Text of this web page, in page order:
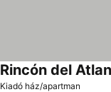
Kiadó ház/apartman
Rincón del